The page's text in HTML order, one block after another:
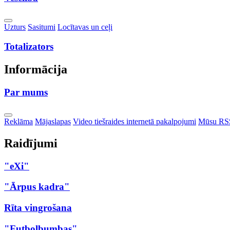
Toggle
Dropdown
Uzturs Sasitumi Locītavas un ceļi
Totalizators
Informācija
Par mums
Toggle
Dropdown
Reklāma Mājaslapas Video tiešraides internetā pakalpojumi Mūsu
Raidījumi
"eXi"
"Ārpus kadra"
Rīta vingrošana